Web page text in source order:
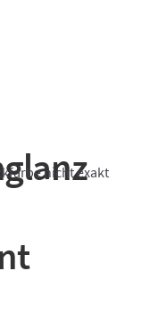
nicht exakt